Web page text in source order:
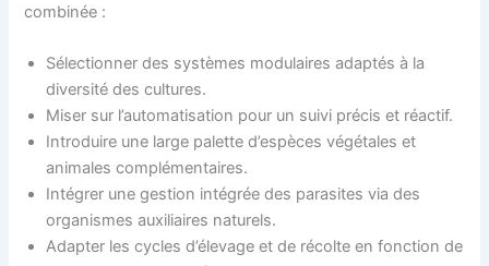
combinée :
Sélectionner des systèmes modulaires adaptés à la
diversité des cultures.
Miser sur l’automatisation pour un suivi précis et réactif.
Introduire une large palette d’espèces végétales et
animales complémentaires.
Intégrer une gestion intégrée des parasites via des
organismes auxiliaires naturels.
Adapter les cycles d’élevage et de récolte en fonction de